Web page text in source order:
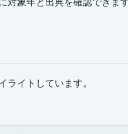
イトしています。